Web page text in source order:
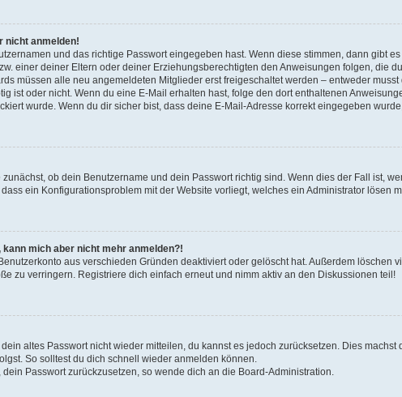
nicht anmelden!
und das richtige Passwort eingegeben hast. Wenn diese stimmen, dann gibt
einer deiner Eltern oder deiner Erziehungsberechtigten den Anweisungen folgen, die
müssen alle neu angemeldeten Mitglieder erst freigeschaltet werden – entweder
ist oder nicht. Wenn du eine E-Mail erhalten hast, folge den dort enthaltenen
wurde. Wenn du dir sicher bist, dass deine E-Mail-Adresse korrekt eingegeben
ob dein Benutzername und dein Passwort richtig sind. Wenn dies der Fall ist,
ein Konfigurationsproblem mit der Website vorliegt, welches ein Administrator lösen
mich aber nicht mehr anmelden?!
aus verschieden Gründen deaktiviert oder gelöscht hat. Außerdem löschen
zu verringern. Registriere dich einfach erneut und nimm aktiv an den Diskussionen teil!
altes Passwort nicht wieder mitteilen, du kannst es jedoch zurücksetzen. Dies
So solltest du dich schnell wieder anmelden können.
Passwort zurückzusetzen, so wende dich an die Board-Administration.